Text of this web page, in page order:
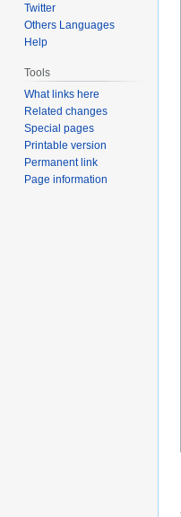
Twitter
Others Languages
Help
Tools
What links here
Related changes
Special pages
Printable version
Permanent link
Page information